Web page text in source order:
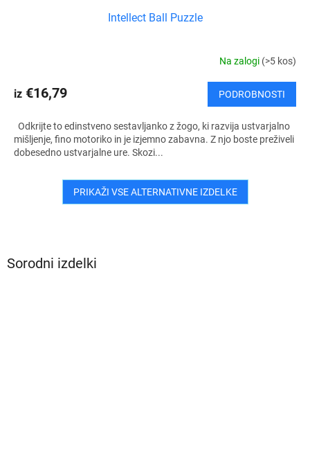
Sorodni izdelki
Intellect Ball Puzzle
Na zalogi (>5 kos)
iz €16,79 PODROBNOSTI
Odkrijte to edinstveno sestavljanko z žogo, ki razvija ustvarjalno
mišljenje, fino motoriko in je izjemno zabavna. Z njo boste preživeli
dobesedno ustvarjalne ure. Skozi...
PRIKAŽI VSE ALTERNATIVNE IZDELKE